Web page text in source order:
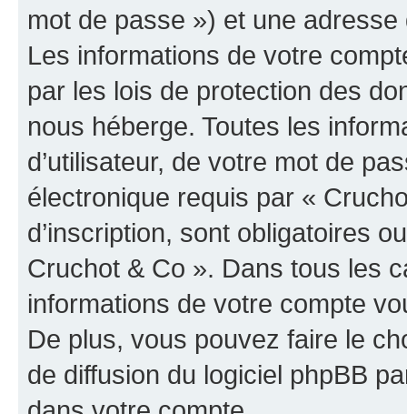
mot de passe ») et une
Les informations de votre
par les lois de protection des
nous héberge. Toutes les
d’utilisateur, de votre mot de
électronique requis par «
d’inscription, sont obligatoires
Cruchot & Co ». Dans tous les
informations de votre compte
De plus, vous pouvez faire le
de diffusion du logiciel phpBB